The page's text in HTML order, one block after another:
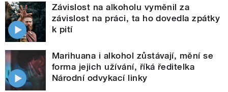
Závislost na alkoholu vyměnil za
závislost na práci, ta ho dovedla zpátky
k pití
Marihuana i alkohol zůstávají, mění se
forma jejich užívání, říká ředitelka
Národní odvykací linky